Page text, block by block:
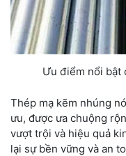
Ưu điểm nổi bật
Thép mạ kẽm nhúng
ưu, được ưa chuộng
vượt trội và hiệu quả
lại sự bền vững và an